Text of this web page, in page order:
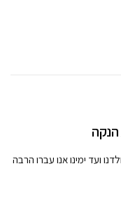
הנקה
ועד ימינו אנו עברו הרבה